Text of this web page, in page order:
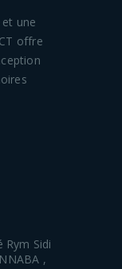
une
offre
Rym Sidi
,